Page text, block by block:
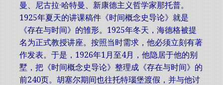
曼、尼古拉·哈特曼、新康德主义哲学家那托普。
1925年夏天的讲课稿件《时间概念史导论》就是
《存在与时间》的雏形。1925年冬天，海德格被提
名为正式教授讲座。按照当时需求，他必须立刻有著
作发表。于是，1926年1月至4月，他隐居于他的别
墅，把《时间概念史导论》整理成《存在与时间》的
前240页。胡塞尔期间也往托特瑙堡渡假，并与他讨